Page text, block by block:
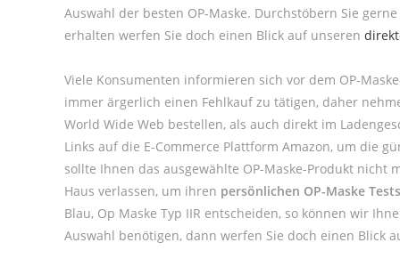
Auswahl der besten OP-Maske. Durchstöbern Sie
erhalten werfen Sie doch einen Blick auf unseren
Viele Konsumenten informieren sich vor dem OP-
immer ärgerlich einen Fehlkauf zu tätigen, daher
World Wide Web bestellen, als auch direkt im
Links auf die E-Commerce Plattform Amazon, um die
sollte Ihnen das ausgewählte OP-Maske-Produkt nicht
Haus verlassen, um ihren persönlichen OP-Maske
Blau, Op Maske Typ IIR entscheiden, so können wir
Auswahl benötigen, dann werfen Sie doch einen Blick